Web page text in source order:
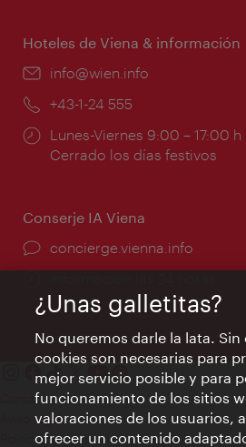
Hoteles de Viena & información
e-
info@wien.info
Teléfono:
+43-1-24 555
Horarios
de
Lunes-Viernes 9:00 – 17:00 h
Cerrado los días festivos
Conserje IA Viena
concierge.vienna.info
Contacto
Aviso legal
Política de privacidad de datos
¿Unas galletitas?
No queremos darle la lata. Sin
cookies son necesarias para
mejor servicio posible y para
funcionamiento de los sitios
valoraciones de los usuarios,
ofrecer un contenido